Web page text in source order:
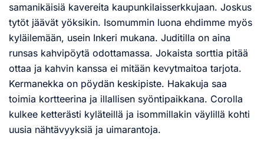
samanikäisiä kavereita kaupunkilaisserkkujaan. Joskus
tytöt jäävät yöksikin. Isomummin luona ehdimme myös
kyläilemään, usein Inkeri mukana. Juditilla on aina
runsas kahvipöytä odottamassa. Jokaista sorttia pitää
ottaa ja kahvin kanssa ei mitään kevytmaitoa tarjota.
Kermanekka on pöydän keskipiste. Hakakuja saa
toimia kortteerina ja illallisen syöntipaikkana. Corolla
kulkee ketterästi kyläteillä ja isommillakin väylillä kohti
uusia nähtävyyksiä ja uimarantoja.